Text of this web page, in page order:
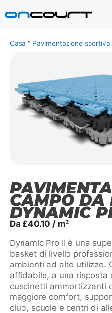
al
Casa " Pavimentazione sportiva
CAMPO DA
DYNAMIC
Da £40.10 / m²
Dynamic Pro II è una
basket di livello
ambienti ad alto utilizzo.
affidabile, a una risposta
cuscinetti ammortizzanti
maggiore comfort,
club, scuole e centri di